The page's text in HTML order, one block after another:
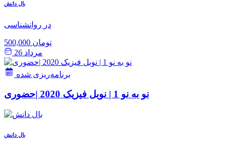
بال دانش
در روانشناسی
500,000 تومان
مرداد 26
برنامه‌ریزی شده
نو به نو 1 | نوبل فیزیک 2020 |حضوری
بال دانش